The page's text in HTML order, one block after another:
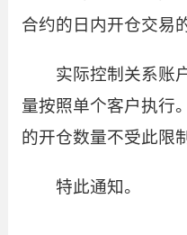
合约的日内开仓交易
实际控制关系账
量按照单个客户执行
的开仓数量不受此限
特此通知。